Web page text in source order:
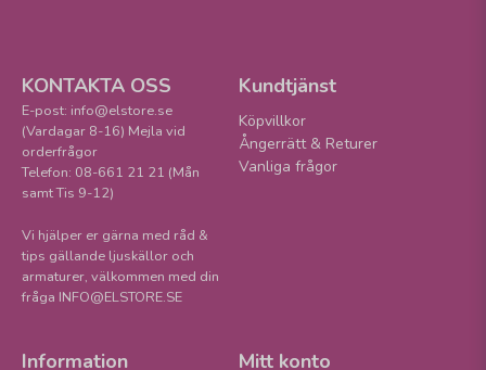
KONTAKTA OSS
E-post: info@elstore.se
(Vardagar 8-16) Mejla vid
orderfrågor
Telefon: 08-661 21 21 (Mån
samt Tis 9-12)
Vi hjälper er gärna med råd &
tips gällande ljuskällor och
armaturer, välkommen med din
fråga INFO@ELSTORE.SE
Kundtjänst
Köpvillkor
Ångerrätt & Returer
Vanliga frågor
Information Mitt konto